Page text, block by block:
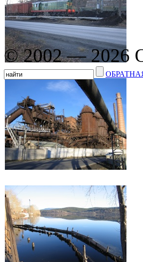
© 2002 — 2026